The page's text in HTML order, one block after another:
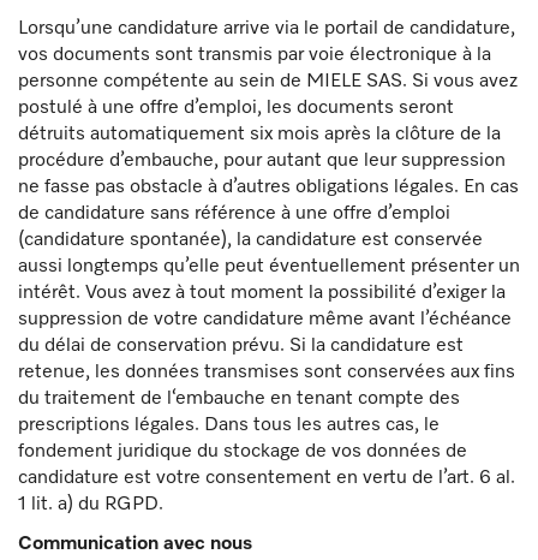
Lorsqu’une candidature arrive via le portail de candidature,
vos documents sont transmis par voie électronique à la
personne compétente au sein de MIELE SAS. Si vous avez
postulé à une offre d’emploi, les documents seront
détruits automatiquement six mois après la clôture de la
procédure d’embauche, pour autant que leur suppression
ne fasse pas obstacle à d’autres obligations légales. En cas
de candidature sans référence à une offre d’emploi
(candidature spontanée), la candidature est conservée
aussi longtemps qu’elle peut éventuellement présenter un
intérêt. Vous avez à tout moment la possibilité d’exiger la
suppression de votre candidature même avant l’échéance
du délai de conservation prévu. Si la candidature est
retenue, les données transmises sont conservées aux fins
du traitement de l‘embauche en tenant compte des
prescriptions légales. Dans tous les autres cas, le
fondement juridique du stockage de vos données de
candidature est votre consentement en vertu de l’art. 6 al.
1 lit. a) du RGPD.
Communication avec nous